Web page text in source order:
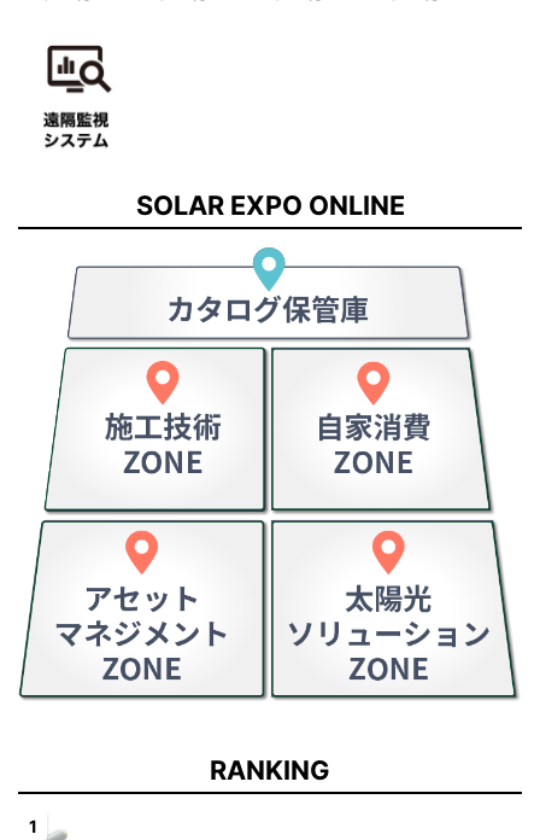
SOLAR EXPO ONLINE
RANKING
1